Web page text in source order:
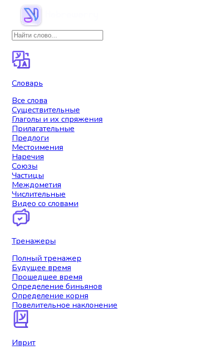
Словарь
Все слова
Существительные
Глаголы и их спряжения
Прилагательные
Предлоги
Местоимения
Наречия
Союзы
Частицы
Междометия
Числительные
Видео со словами
Тренажеры
Полный тренажер
Будущее время
Прошедшее время
Определение биньянов
Определение корня
Повелительное наклонение
Иврит